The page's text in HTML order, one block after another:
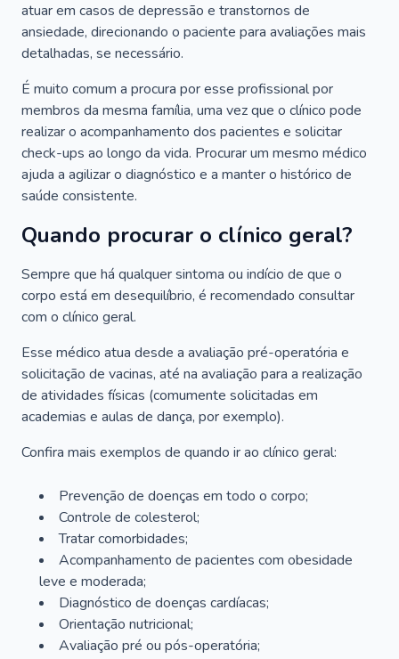
atuar em casos de depressão e transtornos de
ansiedade, direcionando o paciente para avaliações mais
detalhadas, se necessário.
É muito comum a procura por esse profissional por
membros da mesma família, uma vez que o clínico pode
realizar o acompanhamento dos pacientes e solicitar
check-ups ao longo da vida. Procurar um mesmo médico
ajuda a agilizar o diagnóstico e a manter o histórico de
saúde consistente.
Quando procurar o clínico geral?
Sempre que há qualquer sintoma ou indício de que o
corpo está em desequilíbrio, é recomendado consultar
com o clínico geral.
Esse médico atua desde a avaliação pré-operatória e
solicitação de vacinas, até na avaliação para a realização
de atividades físicas (comumente solicitadas em
academias e aulas de dança, por exemplo).
Confira mais exemplos de quando ir ao clínico geral:
Prevenção de doenças em todo o corpo;
Controle de colesterol;
Tratar comorbidades;
Acompanhamento de pacientes com obesidade
leve e moderada;
Diagnóstico de doenças cardíacas;
Orientação nutricional;
Avaliação pré ou pós-operatória;